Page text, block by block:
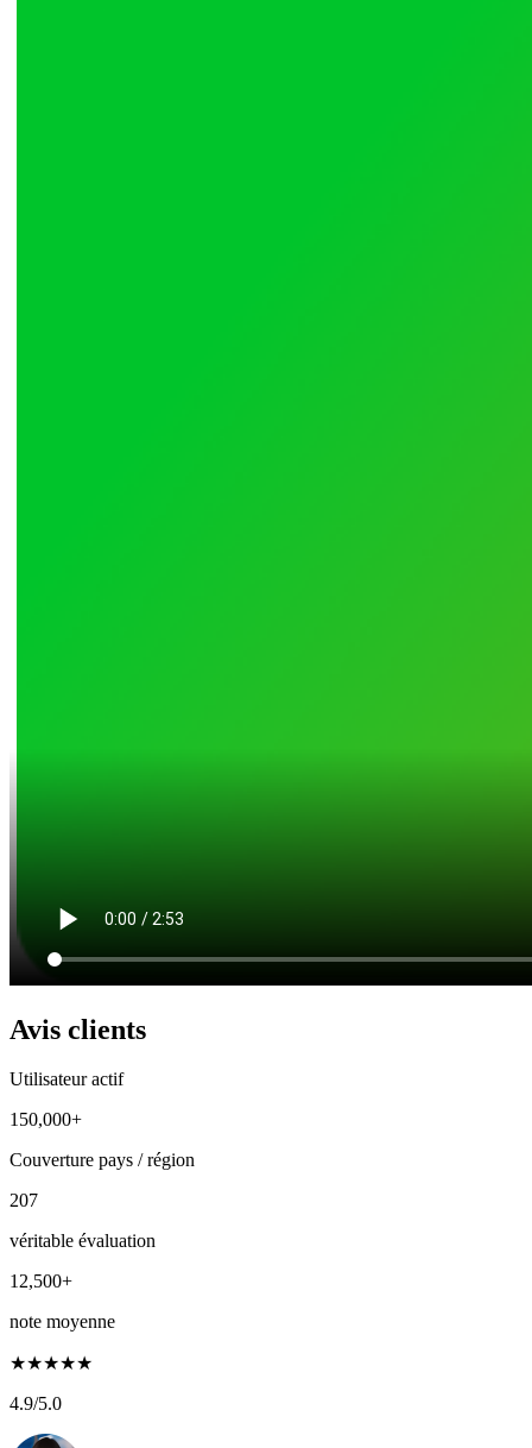
Avis clients
Utilisateur actif
150,000+
Couverture pays / région
207
véritable évaluation
12,500+
note moyenne
★★★★★
4.9/5.0